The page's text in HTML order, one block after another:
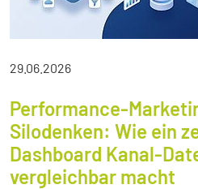
29.06.2026
Performance-
Silodenken: Wie ein
Dashboard Kanal-
vergleichbar macht